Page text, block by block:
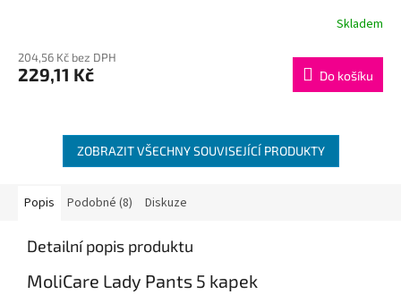
Skladem
204,56 Kč bez DPH
229,11 Kč Do košíku
ZOBRAZIT VŠECHNY SOUVISEJÍCÍ PRODUKTY
Popis Podobné (8) Diskuze
Detailní popis produktu
MoliCare Lady Pants 5 kapek